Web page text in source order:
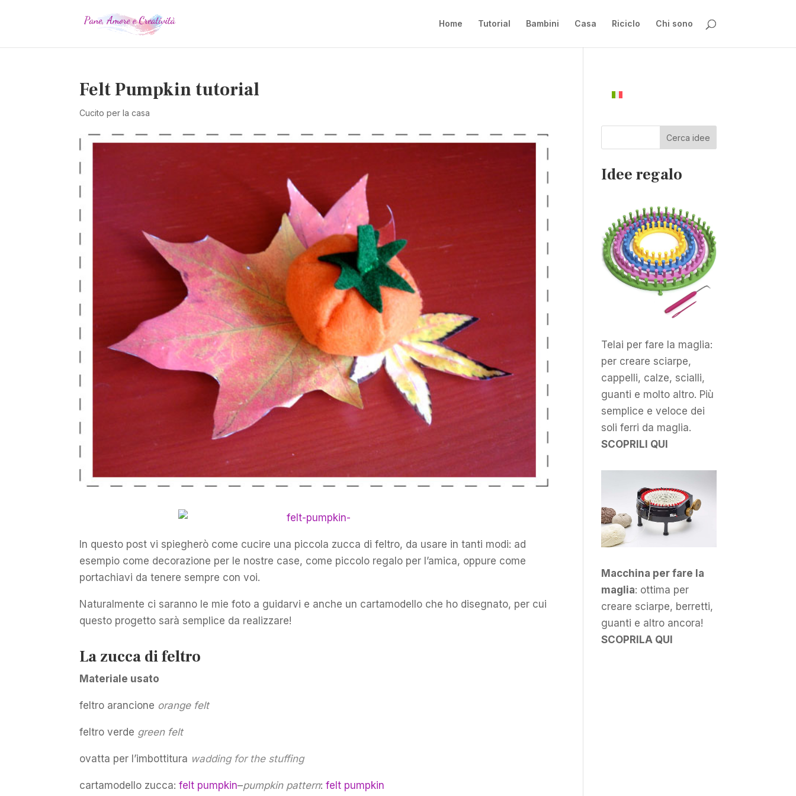
Home Tutorial Bambini Casa Riciclo Chi sono
Felt Pumpkin tutorial
Cucito per la casa
In questo post vi spiegherò come cucire una piccola zucca di feltro, da usare in tanti modi: ad
esempio come decorazione per le nostre case, come piccolo regalo per l’amica, oppure come
portachiavi da tenere sempre con voi.
Naturalmente ci saranno le mie foto a guidarvi e anche un cartamodello che ho disegnato, per cui
questo progetto sarà semplice da realizzare!
La zucca di feltro
Materiale usato
feltro arancione orange felt
feltro verde green felt
ovatta per l’imbottitura wadding for the stuffing
cartamodello zucca: felt pumpkin–pumpkin pattern:felt pumpkin
Cerca idee
Idee regalo
Telai per fare la maglia:
per creare sciarpe,
cappelli, calze, scialli,
guanti e molto altro. Più
semplice e veloce dei
soli ferri da maglia.
SCOPRILI QUI
Macchina per fare la
maglia: ottima per
creare sciarpe, berretti,
guanti e altro ancora!
SCOPRILA QUI